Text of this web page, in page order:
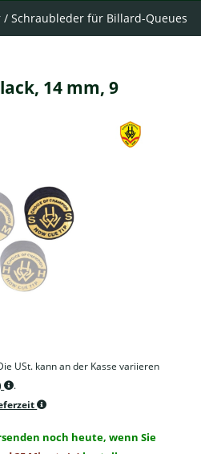
/ Schraubleder für Billard-Queues
14 mm, 9
USt. kann an der Kasse variieren
.
noch heute, wenn Sie